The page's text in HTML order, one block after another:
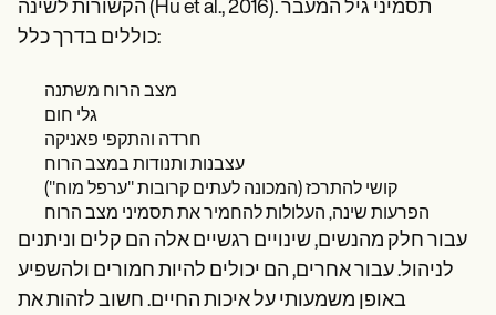
הקשורות לשינה (Hu et al., 2016). תסמיני גיל המעבר
כוללים בדרך כלל:
מצב הרוח משתנה
גלי חום
חרדה והתקפי פאניקה
עצבנות ותנודות במצב הרוח
קושי להתרכז (המכונה לעתים קרובות "ערפל מוח")
הפרעות שינה, העלולות להחמיר את תסמיני מצב הרוח
עבור חלק מהנשים, שינויים רגשיים אלה הם קלים וניתנים
לניהול. עבור אחרים, הם יכולים להיות חמורים ולהשפיע
באופן משמעותי על איכות החיים. חשוב לזהות את